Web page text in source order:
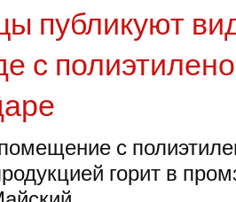
публикуют
с
с
горит в